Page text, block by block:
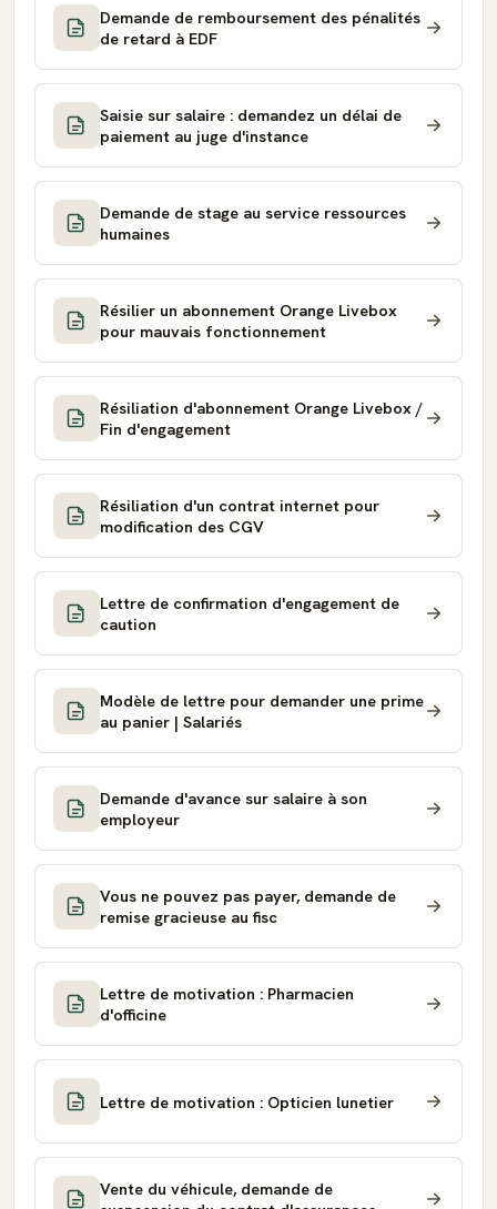
Demande de remboursement des pénalités
de retard à EDF
Saisie sur salaire : demandez un délai de
paiement au juge d'instance
Demande de stage au service ressources
humaines
Résilier un abonnement Orange Livebox
pour mauvais fonctionnement
Résiliation d'abonnement Orange Livebox /
Fin d'engagement
Résiliation d'un contrat internet pour
modification des CGV
Lettre de confirmation d'engagement de
caution
Modèle de lettre pour demander une prime
au panier | Salariés
Demande d'avance sur salaire à son
employeur
Vous ne pouvez pas payer, demande de
remise gracieuse au fisc
Lettre de motivation : Pharmacien
d'officine
Lettre de motivation : Opticien lunetier
Vente du véhicule, demande de